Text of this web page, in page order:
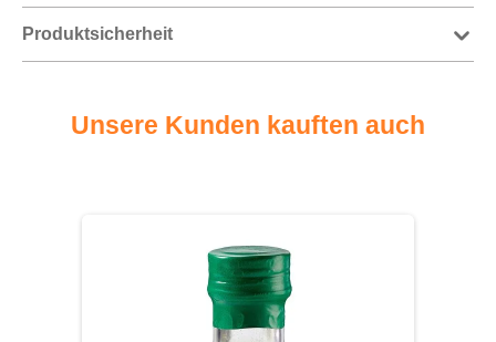
Produktsicherheit
Unsere Kunden kauften auch